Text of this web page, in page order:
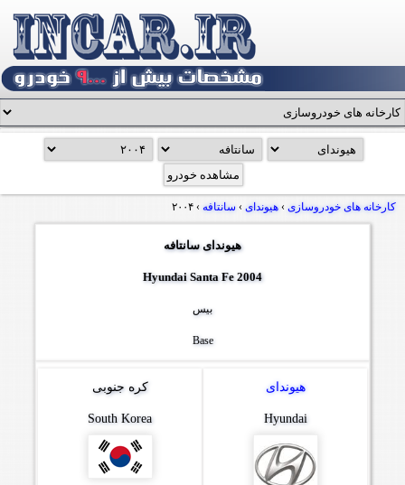
هیوندای سانتافه
Hyundai Santa Fe 2004
بیس
Base
هیوندای
Hyundai
کره جنوبی
South Korea
کارخانه های خودروسازی › هیوندای › سانتافه › ۲۰۰۴